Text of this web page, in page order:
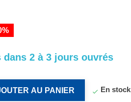
dans 2 à 3 jours ouvrés
AU PANIER  En stock